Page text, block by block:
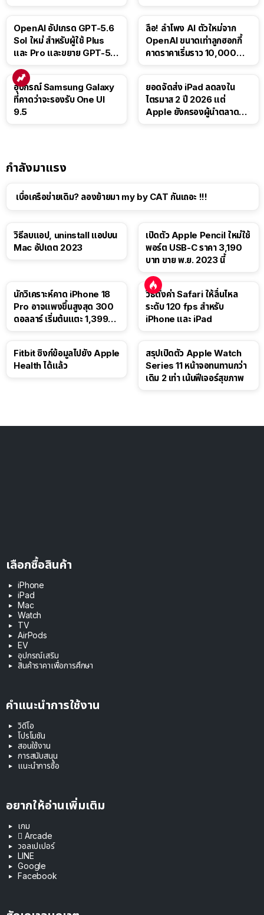
OpenAI อัปเกรด GPT-5.6
Sol ใหม่ สำหรับผู้ใช้ Plus
และ Pro และขยาย GPT-5.6
ลือ! ลำโพง AI ตัวใหม่จาก
OpenAI ขนาดเท่าลูกฮอกกี้
คาดราคาเริ่มราว 10,000
อุปกรณ์ Samsung Galaxy
ที่คาดว่าจะรองรับ One UI
9.5
ยอดจัดส่ง iPad ลดลงใน
ไตรมาส 2 ปี 2026 แต่
Apple ยังครองผู้นำตลาด
กำลังมาแรง
เบื่อเครือข่ายเดิม? ลองย้ายมา my by CAT กันเถอะ !!!
วิธีลบแอป, uninstall แอปบน
Mac อัปเดต 2023
เปิดตัว Apple Pencil ใหม่ใช้
พอร์ต USB-C ราคา 3,190
บาท ขาย พ.ย. 2023 นี้
นักวิเคราะห์คาด iPhone 18
Pro อาจแพงขึ้นสูงสุด 300
ดอลลาร์ เริ่มต้นแตะ 1,399
วิธีตั้งค่า Safari ให้ลื่นไหล
ระดับ 120 fps สำหรับ
iPhone และ iPad
Fitbit ซิงก์ข้อมูลไปยัง Apple
Health ได้แล้ว
สรุปเปิดตัว Apple Watch
Series 11 หน้าจอทนทานกว่า
เดิม 2 เท่า เน้นฟีเจอร์สุขภาพ
เลือกซื้อสินค้า
iPhone
iPad
Mac
Watch
TV
AirPods
EV
อุปกรณ์เสริม
สินค้าราคาเพื่อการศึกษา
คำแนะนำการใช้งาน
วิดีโอ
โปรโมชัน
สอนใช้งาน
การสนับสนุน
แนะนำการซื้อ
อยากให้อ่านเพิ่มเติม
เกม
 Arcade
วอลเปเปอร์
LINE
Google
Facebook